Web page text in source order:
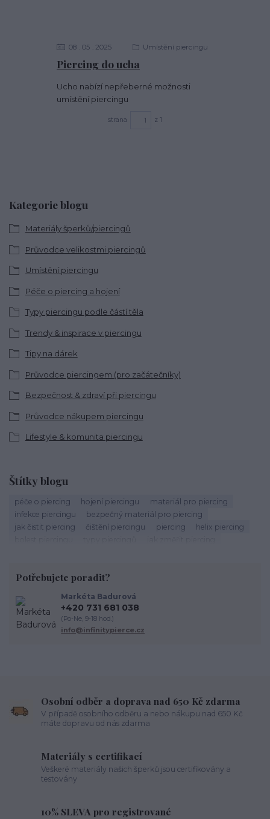
Kategorie blogu
Materiály šperků/piercingů
Průvodce velikostmi piercingů
Umístění piercingu
Péče o piercing a hojení
Typy piercingu podle částí těla
Trendy & inspirace v piercingu
Tipy na dárek
Průvodce piercingem (pro začátečníky)
Bezpečnost & zdraví při piercingu
Průvodce nákupem piercingu
Lifestyle & komunita piercingu
Štítky blogu
péče o piercing hojení piercingu
materiál pro piercing
infekce piercingu
bezpečný materiál pro piercing
jak čistit piercing
čištění piercingu piercing
helix piercing
hygiena piercingu
tipy pro piercing
piercing ucha
chirurgická ocel 316L
spravná velikost piercingu
jak pečovat o piercing
medusa piercing
Potřebujete poradit?
Markéta Badurová
+420 731 681 038
(Po-Ne, 9-18 hod.)
info@infinitypierce.cz
Piercing do ucha
08 05 2025 Umístění piercingu
Ucho nabízí nepřeberné možnosti
umístění piercingu
strana z 1
Osobní odběr a doprava nad 650 Kč zdarma
V případě osobního odběru a nebo nákupu nad 650 Kč
máte dopravu od nás zdarma
Materiály s certifikací
Veškeré materiály našich šperků jsou certifikovány a
testovány
10% SLEVA pro registrované